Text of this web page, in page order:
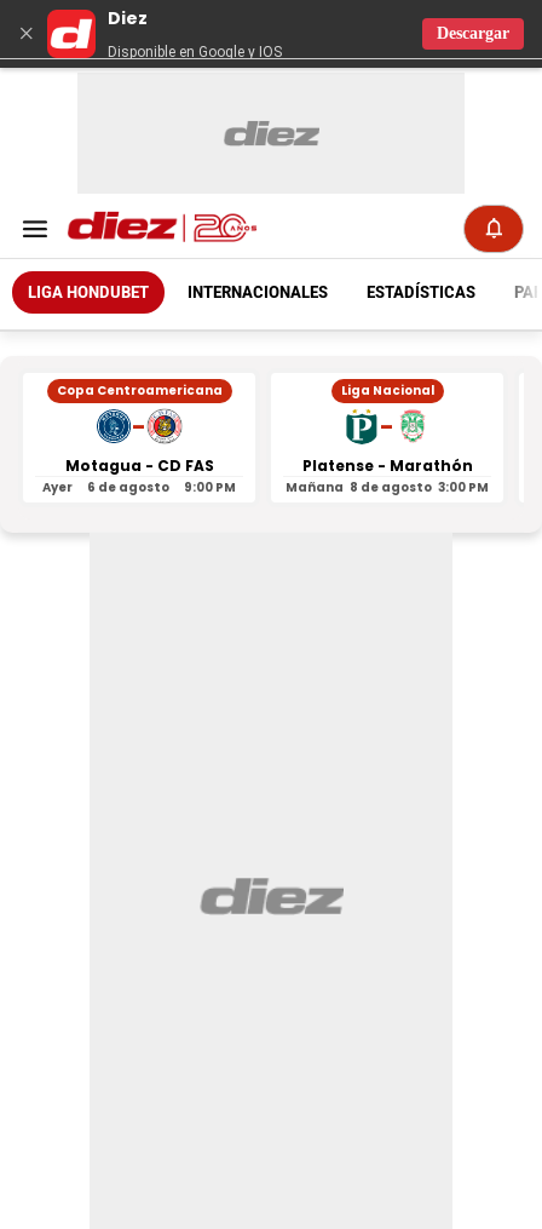
×
Diez
Disponible en Google y IOS
Descargar
LIGA HONDUBET INTERNACIONALES ESTADÍSTICAS
Copa Centroamericana
-
Motagua - CD FAS
Ayer 6 de agosto 9:00 PM
Liga Nacional
-
Platense - Marathón
Mañana 8 de agosto 3:00 PM